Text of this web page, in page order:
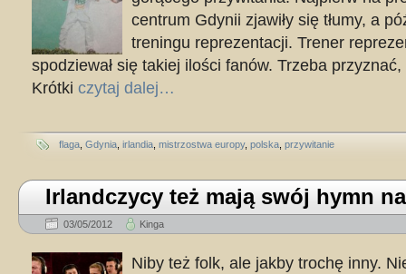
centrum Gdynii zjawiły się tłumy, a
treningu reprezentacji. Trener
spodziewał się takiej ilości fanów. Trzeba przyznać,
Krótki czytaj dalej…
flaga Gdynia irlandia mistrzostwa europy, polska przywitanie
Irlandczycy też mają swój hymn
03/05/2012 Kinga
Niby też folk, ale jakby trochę inny.